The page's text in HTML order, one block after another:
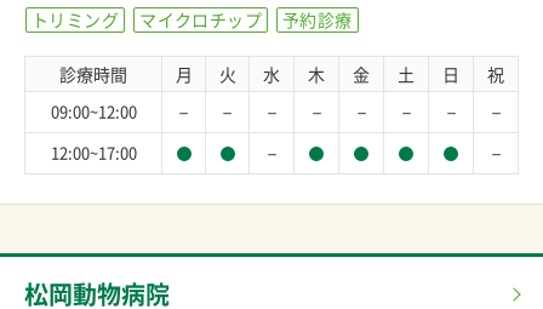
トリミング
マイクロチップ 予約診療
診療時間 月 火 水 木 金 土 日 祝
09:00~12:00 － － － － － － － －
12:00~17:00 － －
松岡動物病院